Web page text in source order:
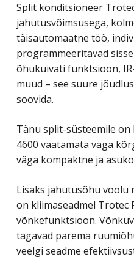
Split konditsioneer
jahutusvõimsusega,
täisautomaatne töö,
programmeeritavad
õhukuivati ​​funktsioon,
muud – see suure
soovida.
Tänu split-süsteemile on
4600 vaatamata väga
väga kompaktne ja
Lisaks jahutusõhu voolu
on kliimaseadmel Trotec
võnkefunktsioon.
tagavad parema
veelgi seadme